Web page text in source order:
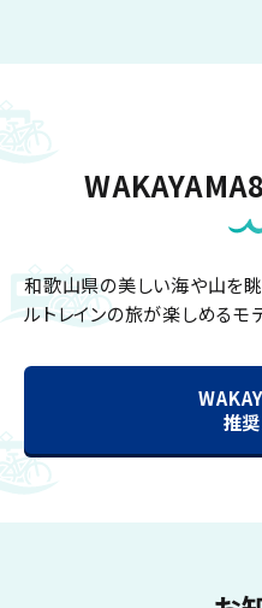
和歌山県の美しい海や山を
ルトレインの旅が楽しめるモ
推